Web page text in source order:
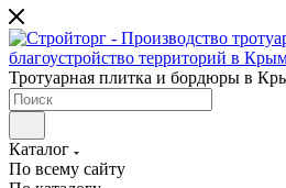
Тротуарная плитка и бордюры в
Каталог
По всему сайту